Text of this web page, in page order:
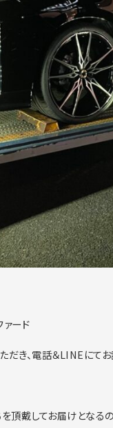
ード
き、電話＆LINEにてお
頂戴してお届けとなる